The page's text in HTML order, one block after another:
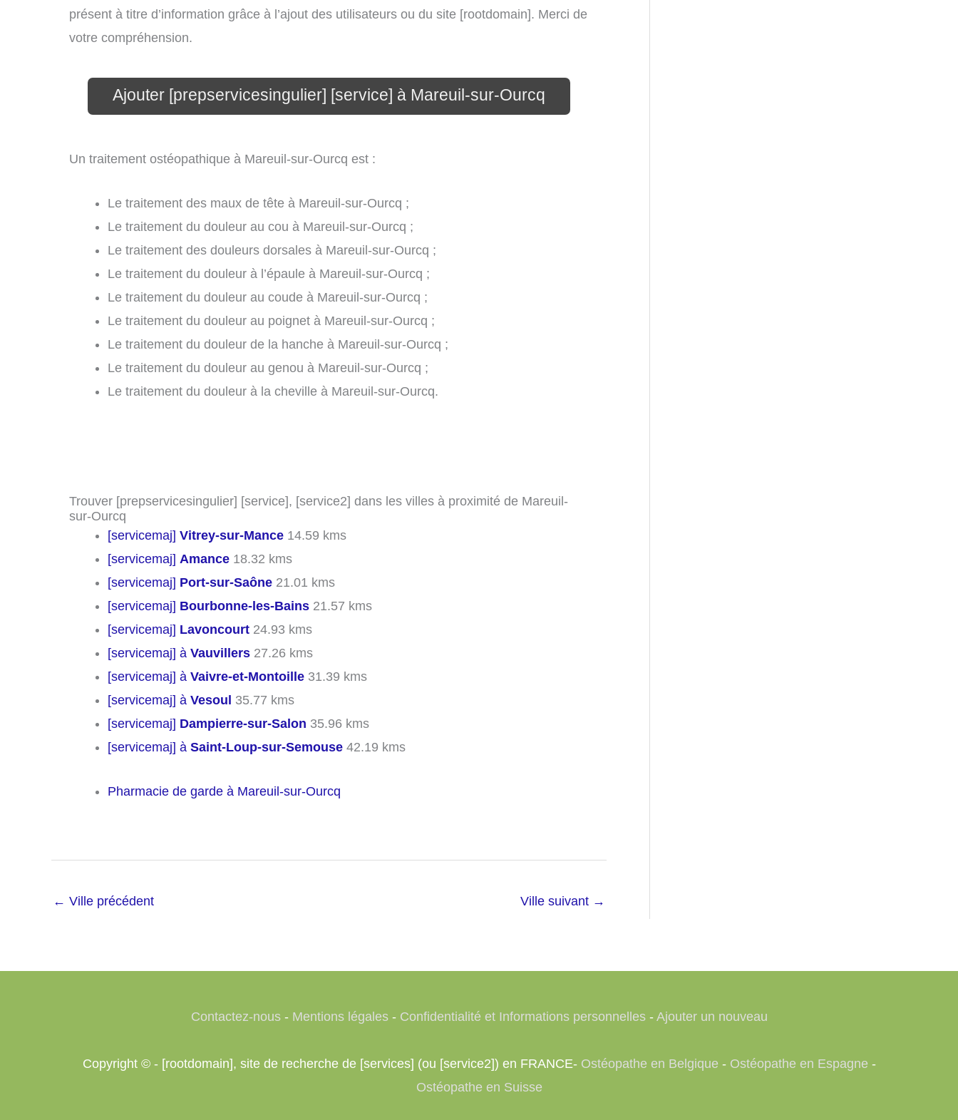
présent à titre d’information grâce à l’ajout des utilisateurs ou du site [rootdomain]. Merci de
votre compréhension.
Ajouter [prepservicesingulier] [service] à Mareuil-sur-Ourcq
Un traitement ostéopathique à Mareuil-sur-Ourcq est :
Le traitement des maux de tête à Mareuil-sur-Ourcq ;
Le traitement du douleur au cou à Mareuil-sur-Ourcq ;
Le traitement des douleurs dorsales à Mareuil-sur-Ourcq ;
Le traitement du douleur à l’épaule à Mareuil-sur-Ourcq ;
Le traitement du douleur au coude à Mareuil-sur-Ourcq ;
Le traitement du douleur au poignet à Mareuil-sur-Ourcq ;
Le traitement du douleur de la hanche à Mareuil-sur-Ourcq ;
Le traitement du douleur au genou à Mareuil-sur-Ourcq ;
Le traitement du douleur à la cheville à Mareuil-sur-Ourcq.
Trouver [prepservicesingulier] [service], [service2] dans les villes à proximité de Mareuil-
sur-Ourcq
[servicemaj] Vitrey-sur-Mance 14.59 kms
[servicemaj] Amance 18.32 kms
[servicemaj] Port-sur-Saône 21.01 kms
[servicemaj] Bourbonne-les-Bains 21.57 kms
[servicemaj] Lavoncourt 24.93 kms
[servicemaj] à Vauvillers 27.26 kms
[servicemaj] à Vaivre-et-Montoille 31.39 kms
[servicemaj] à Vesoul 35.77 kms
[servicemaj] Dampierre-sur-Salon 35.96 kms
[servicemaj] à Saint-Loup-sur-Semouse 42.19 kms
Pharmacie de garde à Mareuil-sur-Ourcq
← Ville précédent Ville suivant →
Contactez-nous- Mentions légales- Confidentialité et Informations personnelles- Ajouter un nouveau
Copyright © - [rootdomain], site de recherche de [services] (ou [service2]) en FRANCE- Ostéopathe en Belgique- Ostéopathe en Espagne-
Ostéopathe en Suisse